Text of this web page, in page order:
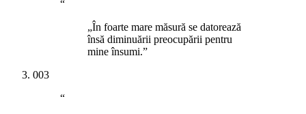
“
„În foarte mare măsură se datorează
însă diminuării preocupării pentru
mine însumi.”
003
“